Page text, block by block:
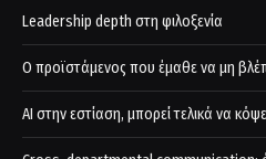
Leadership depth στη φιλοξενία
Ο προϊστάμενος που έμαθε να μη
AI στην εστίαση, μπορεί τελικά να